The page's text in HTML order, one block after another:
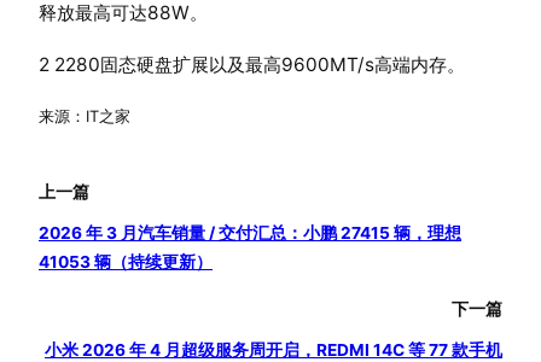
释放最高可达88W。
2 2280固态硬盘扩展以及最高9600MT/s高端内存。
来源：IT之家
上一篇
2026 年 3 月汽车销量 / 交付汇总：小鹏 27415 辆，理想
41053 辆（持续更新）
下一篇
小米 2026 年 4 月超级服务周开启，REDMI 14C 等 77 款手机